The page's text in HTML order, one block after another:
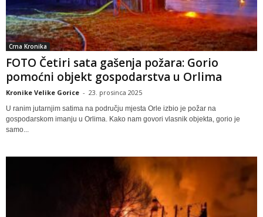
Crna Kronika
FOTO Četiri sata gašenja požara: Gorio
pomoćni objekt gospodarstva u Orlima
Kronike Velike Gorice - 23. prosinca 2025
U ranim jutarnjim satima na području mjesta Orle izbio je požar na
gospodarskom imanju u Orlima. Kako nam govori vlasnik objekta, gorio je
samo...